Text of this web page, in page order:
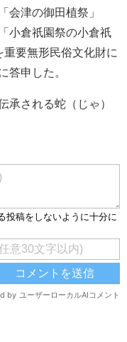
会津の御田植祭」
小倉祇園祭の小倉祇
要無形民俗文化財に
答申した。
される蛇（じゃ）